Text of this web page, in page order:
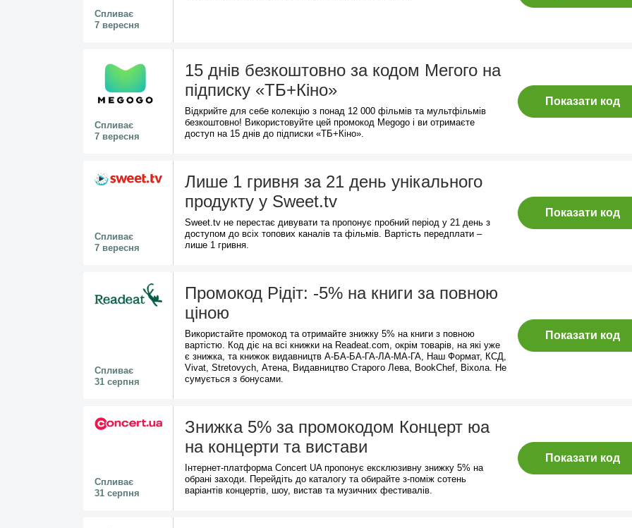
Спливає
7 вересня
Спливає
7 вересня
15 днів безкоштовно за кодом Мегого на
підписку «ТБ+Кіно»
Відкрийте для себе колекцію з понад 12 000 фільмів та мультфільмів
безкоштовно! Використовуйте цей промокод Megogo і ви отримаєте
доступ на 15 днів до підписки «ТБ+Кіно».
Показати код
Спливає
7 вересня
Лише 1 гривня за 21 день унікального
продукту у Sweet.tv
Sweet.tv не перестає дивувати та пропонує пробний період у 21 день з
доступом до всіх топових каналів та фільмів. Вартість передплати –
лише 1 гривня.
Показати код
Спливає
31 серпня
Промокод Рідіт: -5% на книги за повною
ціною
Використайте промокод та отримайте знижку 5% на книги з повною
вартістю. Код діє на всі книжки на Readeat.com, окрім товарів, на які уже
є знижка, та книжок видавництв А-БА-БА-ГА-ЛА-МА-ГА, Наш Формат, КСД,
Vivat, Stretovych, Атена, Видавництво Старого Лева, BookChef, Віхола. Не
сумується з бонусами.
Показати код
Спливає
31 серпня
Знижка 5% за промокодом Концерт юа
на концерти та вистави
Інтернет-платформа Concert UA пропонує ексклюзивну знижку 5% на
обрані заходи. Перейдіть до каталогу та обирайте з-поміж сотень
варіантів концертів, шоу, вистав та музичних фестивалів.
Показати код